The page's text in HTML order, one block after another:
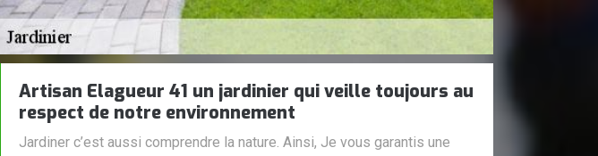
Artisan Elagueur 41 un jardinier qui veille toujours au
respect de notre environnement
Jardiner c’est aussi comprendre la nature. Ainsi, Je vous garantis une